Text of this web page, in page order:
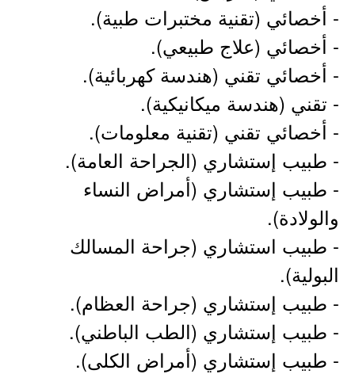
- أخصائي (تقنية مختبرات طبية).
- أخصائي (علاج طبيعي).
- أخصائي تقني (هندسة كهربائية).
- تقني (هندسة ميكانيكية).
- أخصائي تقني (تقنية معلومات).
- طبيب إستشاري (الجراحة العامة).
- طبيب إستشاري (أمراض النساء
والولادة).
- طبيب استشاري (جراحة المسالك
البولية).
- طبيب إستشاري (جراحة العظام).
- طبيب إستشاري (الطب الباطني).
- طبيب إستشاري (أمراض الكلى).